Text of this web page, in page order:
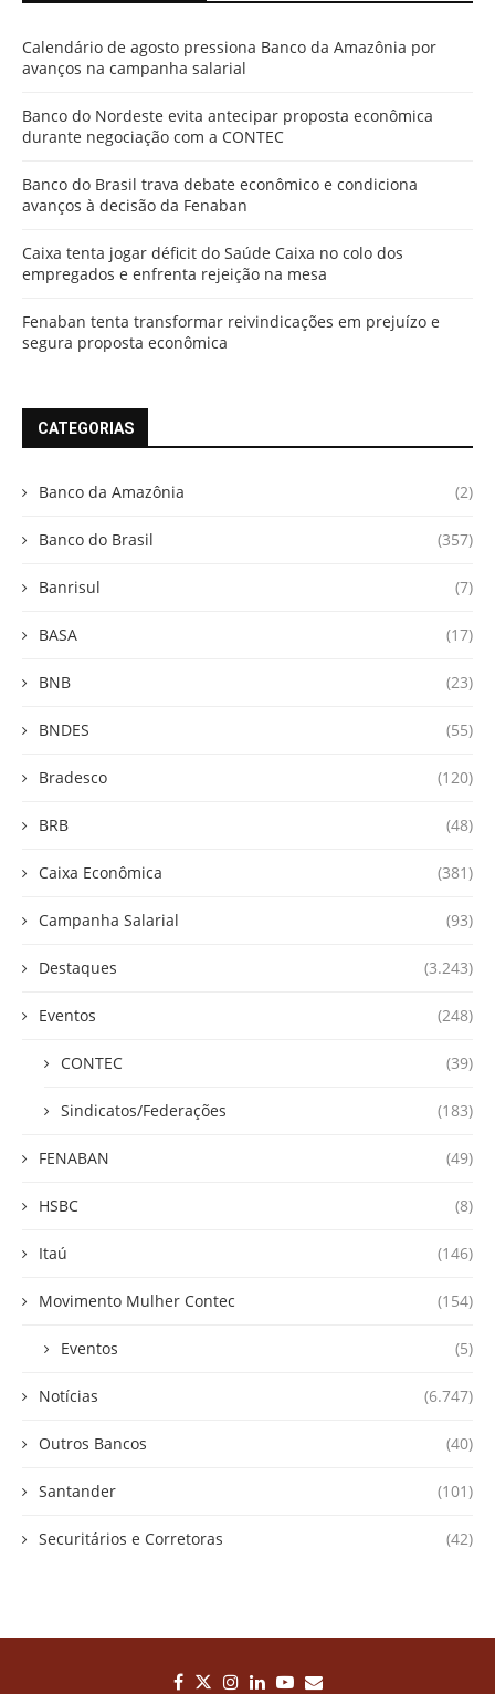
Calendário de agosto pressiona Banco da Amazônia por
avanços na campanha salarial
Banco do Nordeste evita antecipar proposta econômica
durante negociação com a CONTEC
Banco do Brasil trava debate econômico e condiciona
avanços à decisão da Fenaban
Caixa tenta jogar déficit do Saúde Caixa no colo dos
empregados e enfrenta rejeição na mesa
Fenaban tenta transformar reivindicações em prejuízo e
segura proposta econômica
CATEGORIAS
Banco da Amazônia (2)
Banco do Brasil (357)
Banrisul (7)
BASA (17)
BNB (23)
BNDES (55)
Bradesco (120)
BRB (48)
Caixa Econômica (381)
Campanha Salarial (93)
Destaques (3.243)
Eventos (248)
CONTEC (39)
Sindicatos/Federações (183)
FENABAN (49)
HSBC (8)
Itaú (146)
Movimento Mulher Contec (154)
Eventos (5)
Notícias (6.747)
Outros Bancos (40)
Santander (101)
Securitários e Corretoras (42)